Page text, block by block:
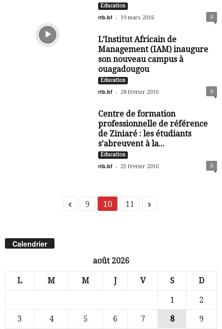
Education
rtb.bf - 19 mars 2016 0
L’Institut Africain de
Management (IAM) inaugure
son nouveau campus à
ouagadougou
Education
rtb.bf - 28 février 2016 0
Centre de formation
professionnelle de référence
de Ziniaré : les étudiants
s’abreuvent à la...
Education
rtb.bf - 25 février 2016 0
9 10 11
Calendrier
août 2026
L M M J V S D
1
2
3
4 5 6 7 8
9